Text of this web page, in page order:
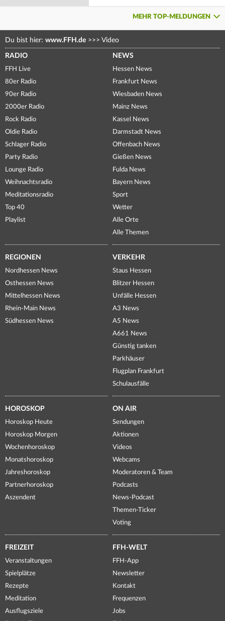
MEHR TOP-MELDUNGEN
Du bist hier: www.FFH.de >>> Video
RADIO
FFH Live
80er Radio
90er Radio
2000er Radio
Rock Radio
Oldie Radio
Schlager Radio
Party Radio
Lounge Radio
Weihnachtsradio
Meditationsradio
Top 40
Playlist
NEWS
Hessen News
Frankfurt News
Wiesbaden News
Mainz News
Kassel News
Darmstadt News
Offenbach News
Gießen News
Fulda News
Bayern News
Sport
Wetter
Alle Orte
Alle Themen
REGIONEN
Nordhessen News
Osthessen News
Mittelhessen News
Rhein-Main News
Südhessen News
VERKEHR
Staus Hessen
Blitzer Hessen
Unfälle Hessen
A3 News
A5 News
A661 News
Günstig tanken
Parkhäuser
Flugplan Frankfurt
Schulausfälle
HOROSKOP
Horoskop Heute
Horoskop Morgen
Wochenhoroskop
Monatshoroskop
Jahreshoroskop
Partnerhoroskop
Aszendent
ON AIR
Sendungen
Aktionen
Videos
Webcams
Moderatoren & Team
Podcasts
News-Podcast
Themen-Ticker
Voting
FREIZEIT
Veranstaltungen
Spielplätze
Rezepte
Meditation
Ausflugsziele
FFH-WELT
FFH-App
Newsletter
Kontakt
Frequenzen
Jobs